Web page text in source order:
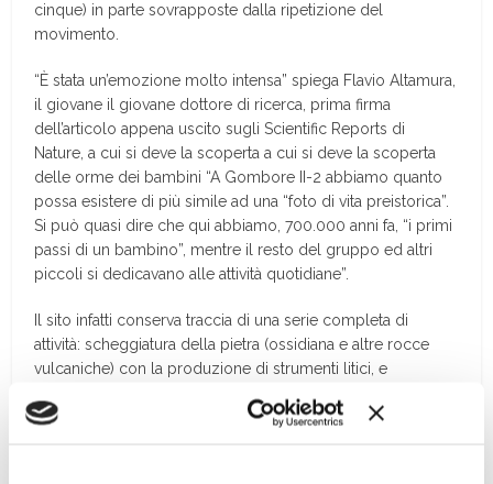
cinque) in parte sovrapposte dalla ripetizione del
movimento.
“È stata un’emozione molto intensa” spiega Flavio Altamura,
il giovane il giovane dottore di ricerca, prima firma
dell’articolo appena uscito sugli Scientific Reports di
Nature, a cui si deve la scoperta a cui si deve la scoperta
delle orme dei bambini “A Gombore II-2 abbiamo quanto
possa esistere di più simile ad una “foto di vita preistorica”.
Si può quasi dire che qui abbiamo, 700.000 anni fa, “i primi
passi di un bambino”, mentre il resto del gruppo ed altri
piccoli si dedicavano alle attività quotidiane”.
Il sito infatti conserva traccia di una serie completa di
attività: scheggiatura della pietra (ossidiana e altre rocce
vulcaniche) con la produzione di strumenti litici, e
carnivori, ma sono venuti solo dopo a cibarsi dei resti